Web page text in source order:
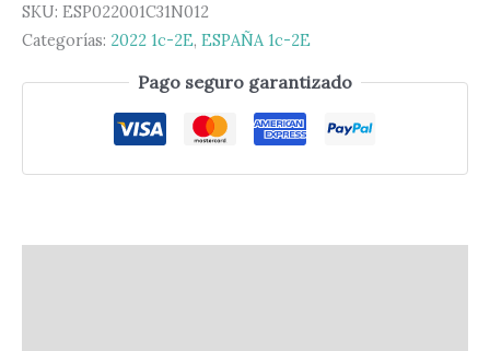
SKU: ESP022001C31N012
Categorías: 2022 1c-2E, ESPAÑA 1c-2E
Pago seguro garantizado